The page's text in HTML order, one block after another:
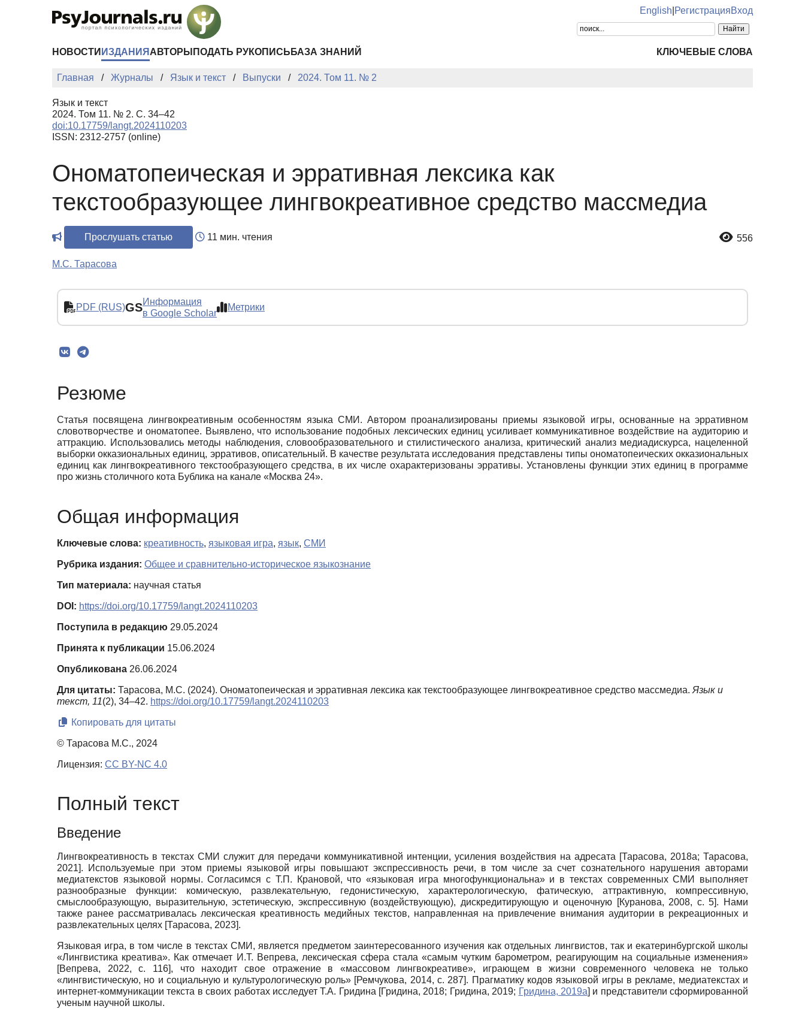
English РегистрацияВход
НОВОСТИ ИЗДАНИЯ АВТОРЫ ПОДАТЬ РУКОПИСЬ БАЗА ЗНАНИЙ КЛЮЧЕВЫЕ СЛОВА
Главная Журналы Язык и текст Выпуски 2024. Том 11. № 2
Язык и текст
2024. Том 11. № 2. С. 34–42
doi:10.17759/langt.2024110203
ISSN: 2312-2757 (online)
Ономатопеическая и эрративная лексика как
текстообразующее лингвокреативное средство массмедиа
Прослушать статью 11 мин. чтения 556
М.С. Тарасова
PDF (RUS)GSИнформация
в Google Scholar
Метрики
Резюме
Статья посвящена лингвокреативным особенностям языка СМИ. Автором проанализированы приемы языковой игры, основанные на эрративном
словотворчестве и ономатопее. Выявлено, что использование подобных лексических единиц усиливает коммуникативное воздействие на аудиторию и
аттракцию. Использовались методы наблюдения, словообразовательного и стилистического анализа, критический анализ медиадискурса, нацеленной
выборки окказиональных единиц, эрративов, описательный. В качестве результата исследования представлены типы ономатопеических окказиональных
единиц как лингвокреативного текстообразующего средства, в их числе охарактеризованы эрративы. Установлены функции этих единиц в программе
про жизнь столичного кота Бублика на канале «Москва 24».
Общая информация
Ключевые слова: креативность, языковая игра, язык, СМИ
Рубрика издания: Общее и сравнительно-историческое языкознание
Тип материала: научная статья
DOI: https://doi.org/10.17759/langt.2024110203
Поступила в редакцию 29.05.2024
Принята к публикации 15.06.2024
Опубликована 26.06.2024
Для цитаты: Тарасова, М.С. (2024). Ономатопеическая и эрративная лексика как текстообразующее лингвокреативное средство массмедиа. Язык и
текст, 11(2), 34–42. https://doi.org/10.17759/langt.2024110203
Копировать для цитаты
© Тарасова М.С., 2024
Лицензия: CC BY-NC 4.0
Полный текст
Введение
Лингвокреативность в текстах СМИ служит для передачи коммуникативной интенции, усиления воздействия на адресата [Тарасова, 2018а; Тарасова,
2021]. Используемые при этом приемы языковой игры повышают экспрессивность речи, в том числе за счет сознательного нарушения авторами
медиатекстов языковой нормы. Согласимся с Т.П. Крановой, что «языковая игра многофункциональна» и в текстах современных СМИ выполняет
разнообразные функции: комическую, развлекательную, гедонистическую, характерологическую, фатическую, аттрактивную, компрессивную,
смыслообразующую, выразительную, эстетическую, экспрессивную (воздействующую), дискредитирующую и оценочную [Куранова, 2008, с. 5]. Нами
также ранее рассматривалась лексическая креативность медийных текстов, направленная на привлечение внимания аудитории в рекреационных и
развлекательных целях [Тарасова, 2023].
Языковая игра, в том числе в текстах СМИ, является предметом заинтересованного изучения как отдельных лингвистов, так и екатеринбургской школы
«Лингвистика креатива». Как отмечает И.Т. Вепрева, лексическая сфера стала «самым чутким барометром, реагирующим на социальные изменения»
[Вепрева, 2022, с. 116], что находит свое отражение в «массовом лингвокреативе», играющем в жизни современного человека не только
«лингвистическую, но и социальную и культурологическую роль» [Ремчукова, 2014, с. 287]. Прагматику кодов языковой игры в рекламе, медиатекстах и
интернет-коммуникации текста в своих работах исследует Т.А. Гридина [Гридина, 2018; Гридина, 2019; Гридина, 2019а] и представители сформированной
ученым научной школы.